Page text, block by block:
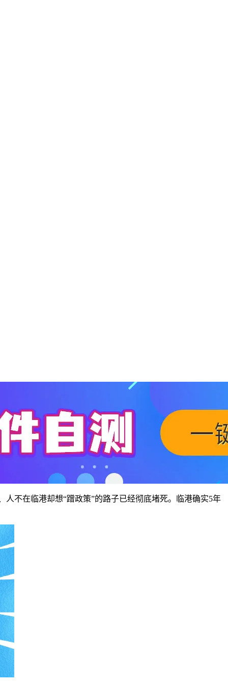
不在临港却想“蹭政策”的路子已经彻底堵死。临港确实5年